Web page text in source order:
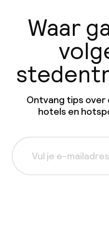
Waar
Ontvang tips
hotels en